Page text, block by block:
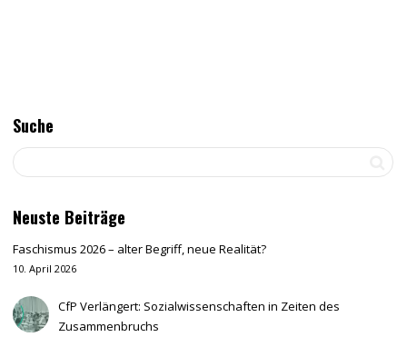
Suche
Neuste Beiträge
Faschismus 2026 – alter Begriff, neue Realität?
10. April 2026
CfP Verlängert: Sozialwissenschaften in Zeiten des
Zusammenbruchs